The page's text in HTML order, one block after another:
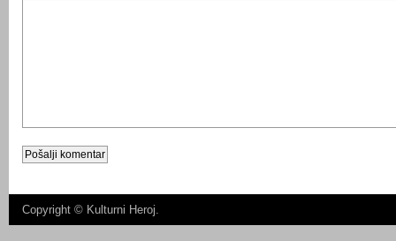
Copyright © Kulturni Heroj.